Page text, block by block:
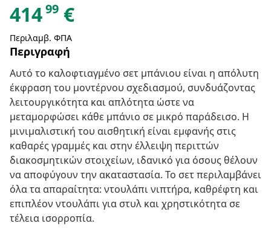
ακακίας
41499 €
Περιλαμβ. ΦΠΑ
Περιγραφή
Αυτό το καλοφτιαγμένο σετ μπάνιου είναι η απόλυτη
έκφραση του μοντέρνου σχεδιασμού, συνδυάζοντας
λειτουργικότητα και απλότητα ώστε να
μεταμορφώσει κάθε μπάνιο σε μικρό παράδεισο. Η
μινιμαλιστική του αισθητική είναι εμφανής στις
καθαρές γραμμές και στην έλλειψη περιττών
διακοσμητικών στοιχείων, ιδανικό για όσους θέλουν
να αποφύγουν την ακαταστασία. Το σετ περιλαμβάνει
όλα τα απαραίτητα: ντουλάπι νιπτήρα, καθρέφτη και
επιπλέον ντουλάπι για στυλ και χρηστικότητα σε
τέλεια ισορροπία.